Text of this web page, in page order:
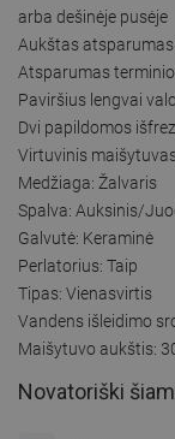
arba dešinėje pusėje
Aukštas
Atsparumas
Paviršius lengvai
Dvi papildomos
Virtuvinis
Medžiaga: Žalvaris
Spalva: Auksinis/
Galvutė: Keraminė
Perlatorius: Taip
Tipas: Vienasvirtis
Vandens išleidimo
Maišytuvo aukštis:
Novatoriški